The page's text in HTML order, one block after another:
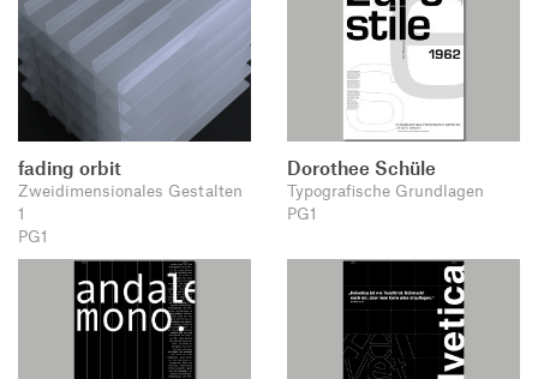
fading orbit
Zweidimensionales Gestalten
1
PG1
Dorothee Schüle
Typografische Grundlagen
PG1